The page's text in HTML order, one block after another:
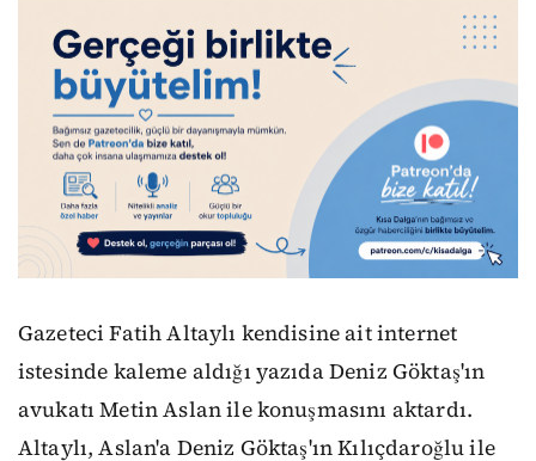
Gazeteci Fatih Altaylı kendisine ait internet
istesinde kaleme aldığı yazıda Deniz Göktaş'ın
avukatı Metin Aslan ile konuşmasını aktardı.
Altaylı, Aslan'a Deniz Göktaş'ın Kılıçdaroğlu ile